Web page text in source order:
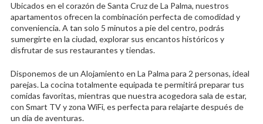
Ubicados en el corazón de Santa Cruz de La Palma, nuestros
apartamentos ofrecen la combinación perfecta de comodidad y
conveniencia. A tan solo 5 minutos a pie del centro, podrás
sumergirte en la ciudad, explorar sus encantos históricos y
disfrutar de sus restaurantes y tiendas.
Disponemos de un Alojamiento en La Palma para 2 personas, ideal
parejas. La cocina totalmente equipada te permitirá preparar tus
comidas favoritas, mientras que nuestra acogedora sala de estar,
con Smart TV y zona WiFi, es perfecta para relajarte después de
un día de aventuras.